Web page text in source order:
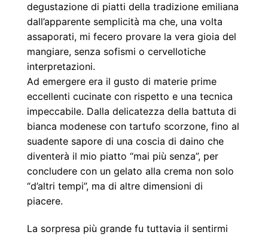
degustazione di piatti della tradizione emiliana
dall’apparente semplicità ma che, una volta
assaporati, mi fecero provare la vera gioia del
mangiare, senza sofismi o cervellotiche
interpretazioni.
Ad emergere era il gusto di materie prime
eccellenti cucinate con rispetto e una tecnica
impeccabile. Dalla delicatezza della battuta di
bianca modenese con tartufo scorzone, fino al
suadente sapore di una coscia di daino che
diventerà il mio piatto “mai più senza”, per
concludere con un gelato alla crema non solo
“d’altri tempi”, ma di altre dimensioni di
piacere.
La sorpresa più grande fu tuttavia il sentirmi